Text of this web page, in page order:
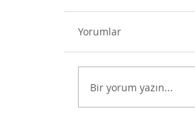
MTV Artık Yok
Yorumlar
Bir yorum yazın...